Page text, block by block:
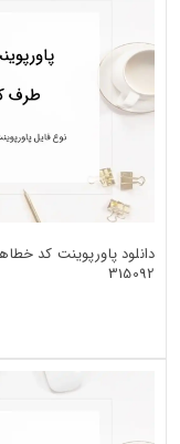
دانلود پاورپوینت کد
315092